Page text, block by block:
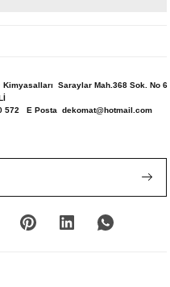
Kimyasalları Saraylar Mah.368 Sok. No 6
572 E Posta dekomat@hotmail.com